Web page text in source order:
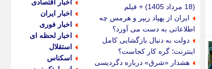
(18 مرداد 1405) + فیلم
ایران از پهپاد ریپر و هرمس چه
اطلاعاتی به دست می آورد؟
دولت به دنبال بازگشایی کامل
اینترنت؛ گره کار کجاست؟
هشدار «شرق» درباره دگردیسی
اخبار اقتصادی
اخبار ایران
اخبار فوری
اخبار لحظه ای
استقلال
اسکناس